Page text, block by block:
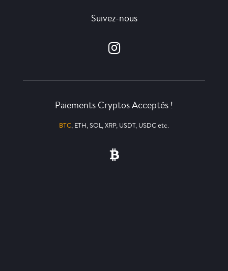
Suivez-nous
Paiements Cryptos Acceptés !
BTC, ETH, SOL, XRP, USDT, USDC etc.